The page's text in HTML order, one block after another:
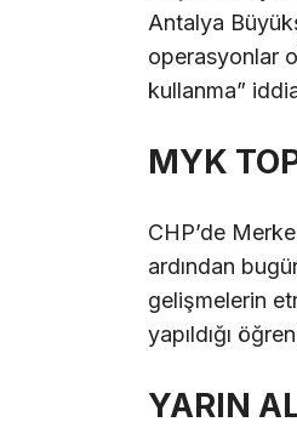
Antalya
operasyonlar
kullanma”
MYK
CHP’de
ardından
gelişmelerin
yapıldığı
YARIN